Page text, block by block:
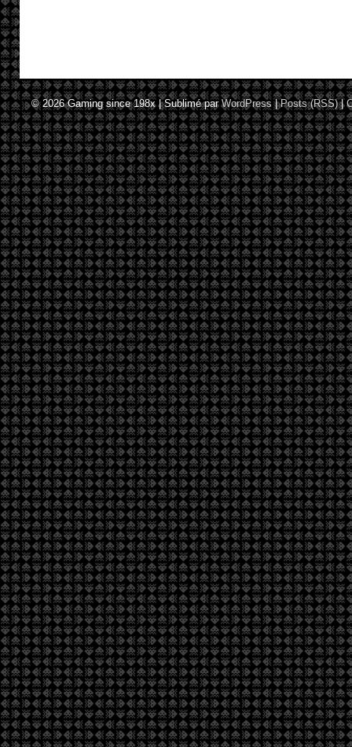
© 2026Gaming since 198x|Sublimé parWordPress |Posts (RSS)|